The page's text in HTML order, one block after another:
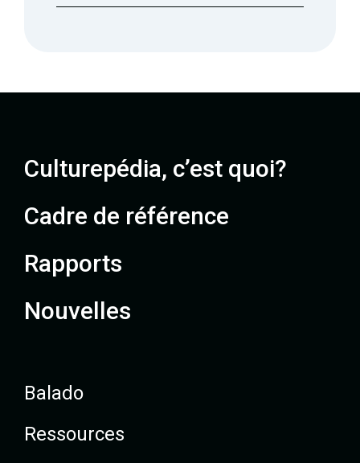
Culturepédia, c’est quoi?
Cadre de référence
Rapports
Nouvelles
Balado
Ressources